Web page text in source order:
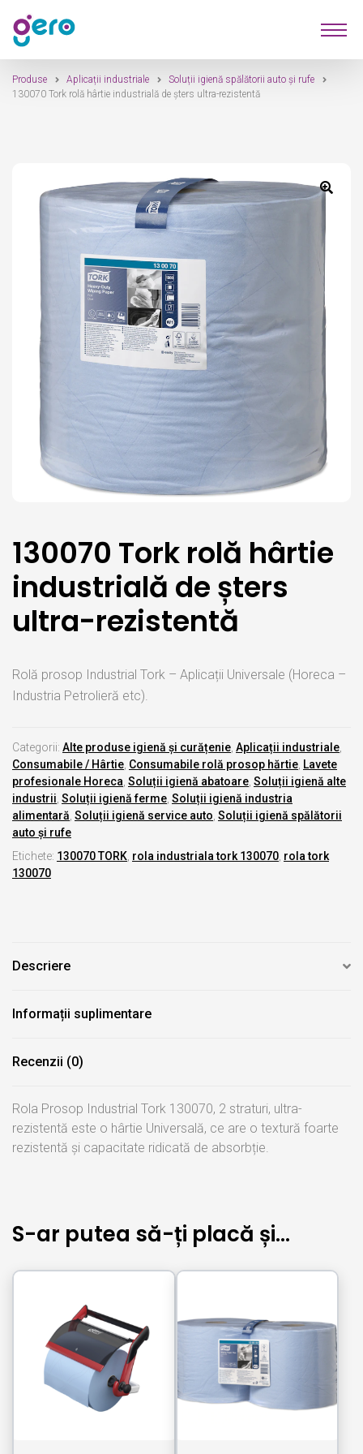
Sari
la
navigare
Sari
la
conținut
Produse
Furnizori
Produse Aplicații industriale
Soluții igienă spălătorii auto și rufe
130070 Tork rolă hârtie industrială de șters ultra-rezistentă
130070 Tork rolă hârtie
industrială de șters
ultra-rezistentă
Rolă prosop Industrial Tork – Aplicații Universale (Horeca –
Industria Petrolieră etc).
Categorii: Alte produse igienă și curățenie, Aplicații industriale,
Consumabile / Hârtie, Consumabile rolă prosop hărtie, Lavete
profesionale Horeca, Soluții igienă abatoare, Soluții igienă alte
industrii, Soluții igienă ferme, Soluții igienă industria
alimentară, Soluții igienă service auto, Soluții igienă spălătorii
auto și rufe
Etichete: 130070 TORK, rola industriala tork 130070, rola tork
130070
Descriere
Informații suplimentare
Recenzii (0)
Rola Prosop Industrial Tork 130070, 2 straturi, ultra-
rezistentă este o hârtie Universală, ce are o textură foarte
rezistentă și capacitate ridicată de absorbție.
S-ar putea să-ți placă și…